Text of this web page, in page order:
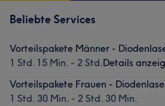
Beliebte Services
Vorteilspakete Männer -
1 Std. 15 Min. - 2 Std.Details
Vorteilspakete Frauen -
1 Std. 30 Min. - 2 Std. 30 Min.